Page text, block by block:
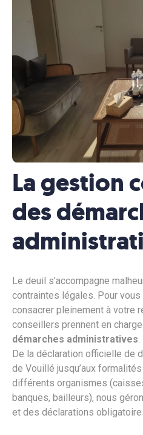
La gestion
des
Le deuil s’accompagne
contraintes légales. Pour
consacrer pleinement à votre
conseillers prennent en
démarches administratives
De la déclaration officielle de
de Vouillé jusqu’aux
différents organismes
banques, bailleurs), nous
et des déclarations